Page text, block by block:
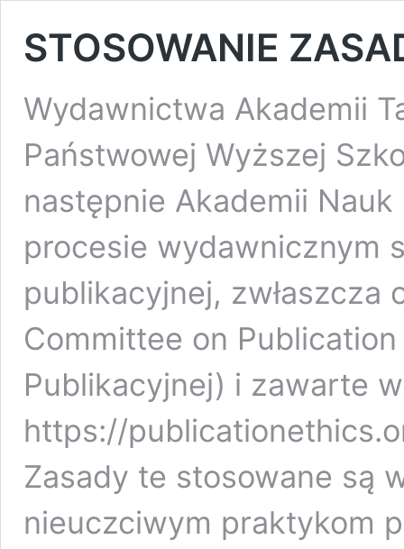
STOSOWANIE
Wydawnictwa Akademii
Państwowej Wyższej
następnie Akademii
procesie wydawnicznym
publikacyjnej, zwłaszcza
Committee on
Publikacyjnej) i zawarte
https://
Zasady te stosowane są
nieuczciwym praktykom